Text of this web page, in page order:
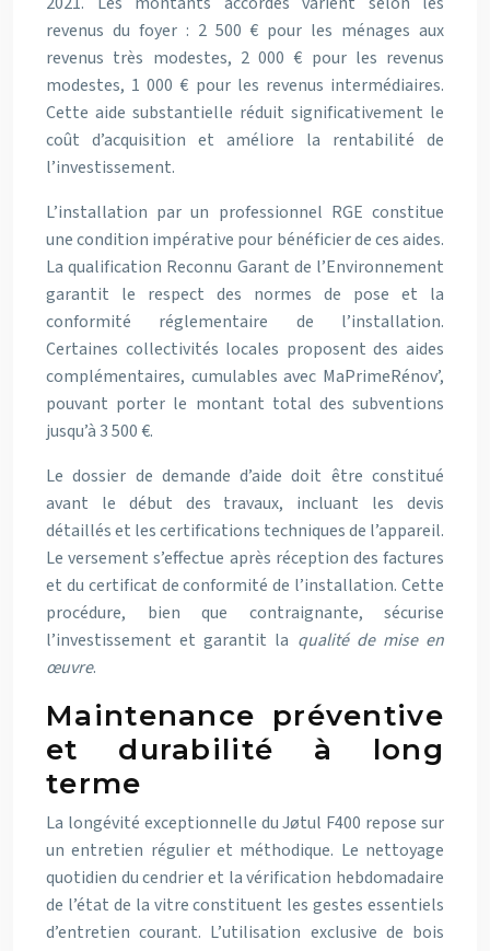
revenus du foyer : 2 500 € pour les ménages aux
revenus très modestes, 2 000 € pour les revenus
modestes, 1 000 € pour les revenus intermédiaires.
Cette aide substantielle réduit significativement le
coût d’acquisition et améliore la rentabilité de
l’investissement.
L’installation par un professionnel RGE constitue
une condition impérative pour bénéficier de ces aides.
La qualification Reconnu Garant de l’Environnement
garantit le respect des normes de pose et la
conformité réglementaire de l’installation.
Certaines collectivités locales proposent des aides
complémentaires, cumulables avec MaPrimeRénov’,
pouvant porter le montant total des subventions
jusqu’à 3 500 €.
Le dossier de demande d’aide doit être constitué
avant le début des travaux, incluant les devis
détaillés et les certifications techniques de l’appareil.
Le versement s’effectue après réception des factures
et du certificat de conformité de l’installation. Cette
procédure, bien que contraignante, sécurise
l’investissement et garantit la qualité de mise en
œuvre.
Maintenance préventive
et durabilité à long
terme
La longévité exceptionnelle du Jøtul F400 repose sur
un entretien régulier et méthodique. Le nettoyage
quotidien du cendrier et la vérification hebdomadaire
de l’état de la vitre constituent les gestes essentiels
d’entretien courant. L’utilisation exclusive de bois